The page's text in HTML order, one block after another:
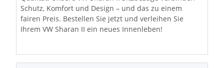
Schutz, Komfort und Design – und das zu einem
fairen Preis. Bestellen Sie jetzt und verleihen Sie
Ihrem VW Sharan II ein neues Innenleben!